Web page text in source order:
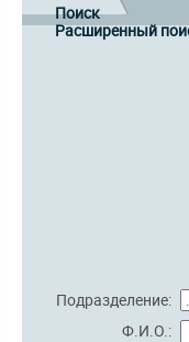
Поиск
Расширенный
Подразделение:
Ф.И.О.: